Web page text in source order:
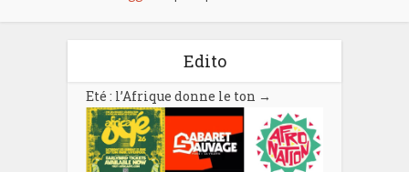
Edito
Eté : l’Afrique donne le ton →